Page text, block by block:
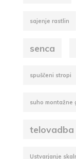
sajenje rastlin
senca
spuščeni stropi
suho montažne
telovadba
Ustvarjanje